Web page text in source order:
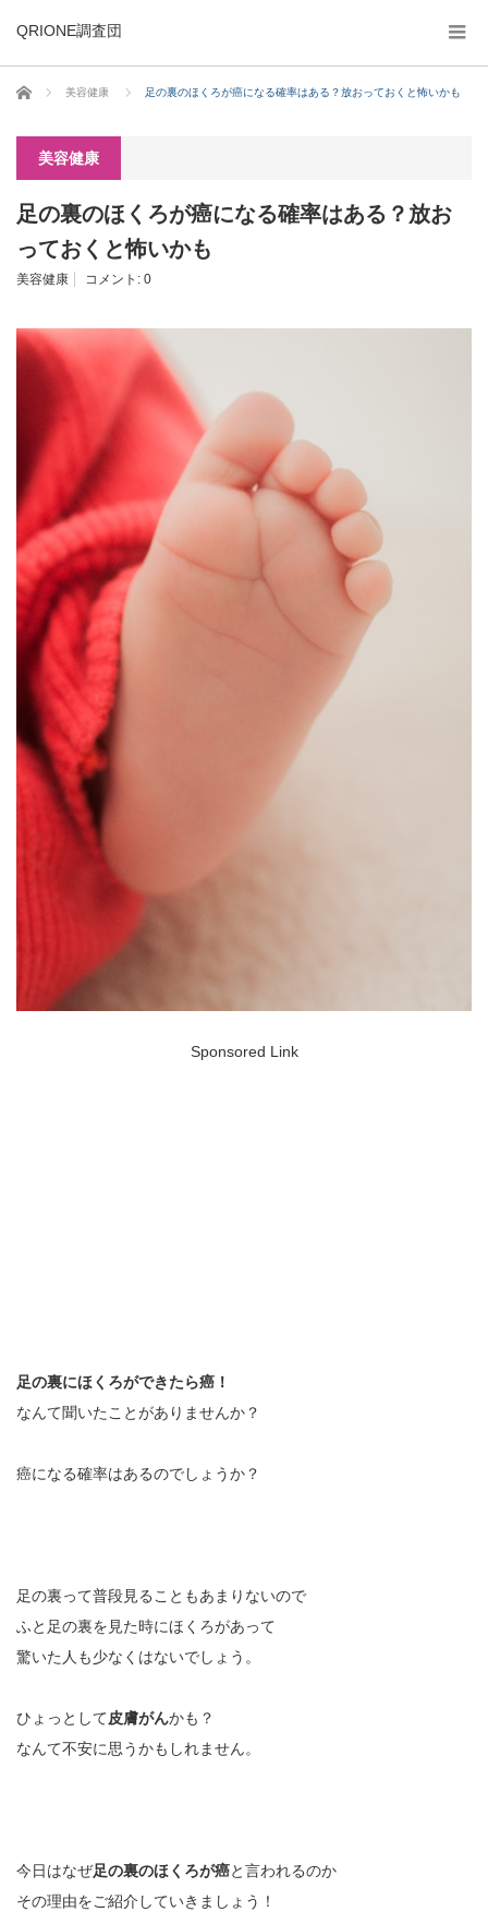
QRIONE調査団
ホーム 美容健康 足の裏のほくろが癌になる確率はある？放おっておくと怖いかも
美容健康
足の裏のほくろが癌になる確率はある？放お
っておくと怖いかも
美容健康 コメント: 0
Sponsored Link
足の裏にほくろができたら癌！
なんて聞いたことがありませんか？
癌になる確率はあるのでしょうか？
足の裏って普段見ることもあまりないので
ふと足の裏を見た時にほくろがあって
驚いた人も少なくはないでしょう。
ひょっとして皮膚がんかも？
なんて不安に思うかもしれません。
今日はなぜ足の裏のほくろが癌と言われるのか
その理由をご紹介していきましょう！